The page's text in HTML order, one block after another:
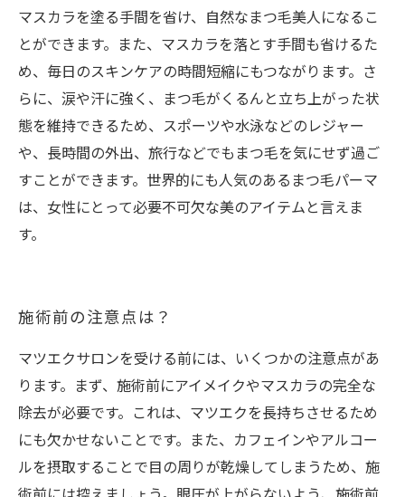
マスカラを塗る手間を省け、自然なまつ毛美人になるこ
とができます。また、マスカラを落とす手間も省けるた
め、毎日のスキンケアの時間短縮にもつながります。さ
らに、涙や汗に強く、まつ毛がくるんと立ち上がった状
態を維持できるため、スポーツや水泳などのレジャー
や、長時間の外出、旅行などでもまつ毛を気にせず過ご
すことができます。世界的にも人気のあるまつ毛パーマ
は、女性にとって必要不可欠な美のアイテムと言えま
す。
施術前の注意点は？
マツエクサロンを受ける前には、いくつかの注意点があ
ります。まず、施術前にアイメイクやマスカラの完全な
除去が必要です。これは、マツエクを長持ちさせるため
にも欠かせないことです。また、カフェインやアルコー
ルを摂取することで目の周りが乾燥してしまうため、施